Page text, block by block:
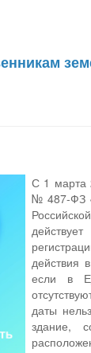
С 1 марта
№ 487-ФЗ
действия
если в
даты
здание,